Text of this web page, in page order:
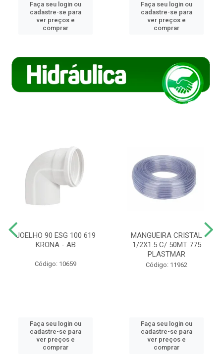
Faça seu login ou
cadastre-se para
ver preços e
comprar
Faça seu login ou
cadastre-se para
ver preços e
comprar
JOELHO 90 ESG 100 619
KRONA - AB
Código: 10659
Faça seu login ou
cadastre-se para
ver preços e
comprar
MANGUEIRA CRISTAL
1/2X1.5 C/ 50MT 775
PLASTMAR
Código: 11962
Faça seu login ou
cadastre-se para
ver preços e
comprar